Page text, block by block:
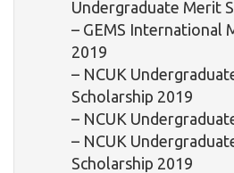
Undergraduate Merit
– GEMS International
2019
– NCUK
Scholarship 2019
– NCUK
– NCUK
Scholarship 2019